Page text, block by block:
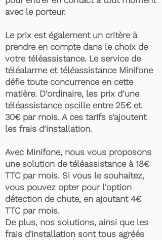
avec le porteur.
Le prix est également un critère à
prendre en compte dans le choix de
votre téléassistance. Le service de
téléalarme et téléassistance Minifone
défie toute concurrence en cette
matière. D’ordinaire, les prix d’une
téléassistance oscille entre 25€ et
30€ par mois. A ces tarifs s’ajoutent
les frais d’installation.
Avec Minifone, nous vous proposons
une solution de téléassistance à 18€
TTC par mois. Si vous le souhaitez,
vous pouvez opter pour l'option
détection de chute, en ajoutant 4€
TTC par mois.
De plus, nos solutions, ainsi que les
frais d'installation sont tous agréés